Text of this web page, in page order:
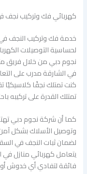
كهربائي فك وتركيب نجف
خدمة فك وتركيب النجف
لحساسية التوصيلات
نجوم دبي من خلال فريق
في الشارقة مدرب على
كنت تمتلك نجفًا كلاسيكيًا
تمتلك القدرة على تركيبه
كما أن شركة نجوم دبي
وتوصيل الأسلاك بشكل
لضمان ثبات النجف في
يتعامل كهربائي منازل في
فائقة لتفادي أي خدوش أو